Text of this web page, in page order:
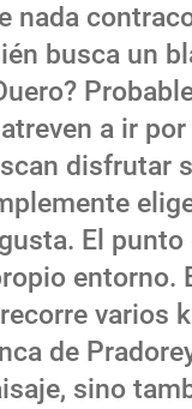
nada
busca un
a ir
disfrutar
El
entorno.
varios
de
sino